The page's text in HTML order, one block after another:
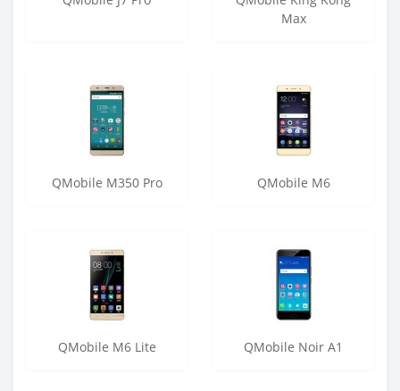
Max
QMobile M350 Pro QMobile M6
QMobile M6 Lite QMobile Noir A1